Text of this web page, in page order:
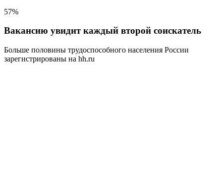
57%
Вакансию увидит каждый второй соискатель
Больше половины трудоспособного населения России
зарегистрированы на hh.ru